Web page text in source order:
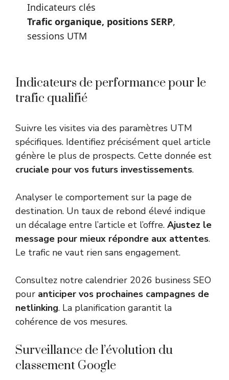
Indicateurs clés
Trafic organique, positions SERP,
sessions UTM
Indicateurs de performance pour le
trafic qualifié
Suivre les visites via des paramètres UTM
spécifiques. Identifiez précisément quel article
génère le plus de prospects. Cette donnée est
cruciale pour vos futurs investissements.
Analyser le comportement sur la page de
destination. Un taux de rebond élevé indique
un décalage entre l’article et l’offre. Ajustez le
message pour mieux répondre aux attentes.
Le trafic ne vaut rien sans engagement.
Consultez notre calendrier 2026 business SEO
pour anticiper vos prochaines campagnes de
netlinking. La planification garantit la
cohérence de vos mesures.
Surveillance de l’évolution du
classement Google